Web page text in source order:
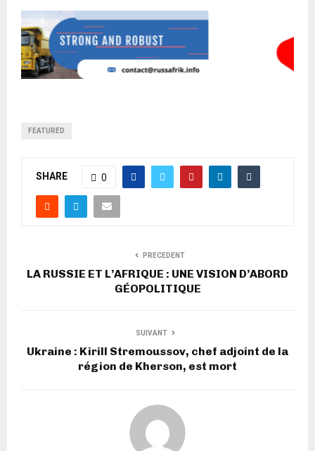
FEATURED
SHARE 0
PRECEDENT
LA RUSSIE ET L’AFRIQUE : UNE VISION D’ABORD
GÉOPOLITIQUE
SUIVANT
Ukraine : Kirill Stremoussov, chef adjoint de la
région de Kherson, est mort